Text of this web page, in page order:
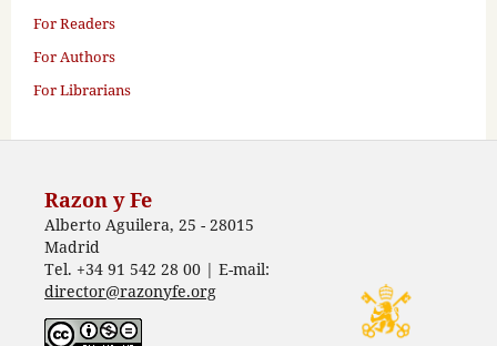
For Readers
For Authors
For Librarians
Razon y Fe
Alberto Aguilera, 25 - 28015
Madrid
Tel. +34 91 542 28 00 | E-mail:
director@razonyfe.org